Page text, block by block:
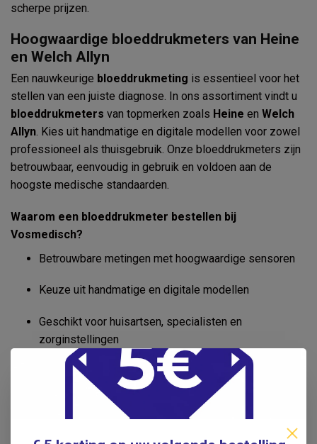
scherpe prijzen.
Hoogwaardige bloeddrukmeters van Heine
en Welch Allyn
Een nauwkeurige bloeddrukmeting is essentieel voor het
stellen van een juiste diagnose. In ons assortiment vindt u
bloeddrukmeters van topmerken zoals Heine en Welch
Allyn. Kies uit handmatige en digitale modellen voor zowel
professioneel als thuisgebruik. Onze bloeddrukmeters zijn
betrouwbaar, eenvoudig in gebruik en voldoen aan de
hoogste medische standaarden.
Waarom een bloeddrukmeter bestellen bij
Vosmedisch?
Betrouwbare metingen met hoogwaardige sensoren
Keuze uit handmatige en digitale modellen
Geschikt voor huisartsen, specialisten en
zorginstellingen
Bestel vandaag nog uw bloeddrukmeter en ontvang
deze snel in huis!
Otoscopen en Ophthalmoscopen van Heine
en Welch Allyn